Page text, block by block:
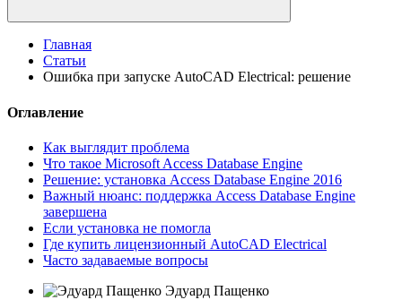
Главная
Статьи
Ошибка при запуске AutoCAD Electrical: решение
Оглавление
Как выглядит проблема
Что такое Microsoft Access Database Engine
Решение: установка Access Database Engine 2016
Важный нюанс: поддержка Access Database Engine
завершена
Если установка не помогла
Где купить лицензионный AutoCAD Electrical
Часто задаваемые вопросы
Эдуард Пащенко